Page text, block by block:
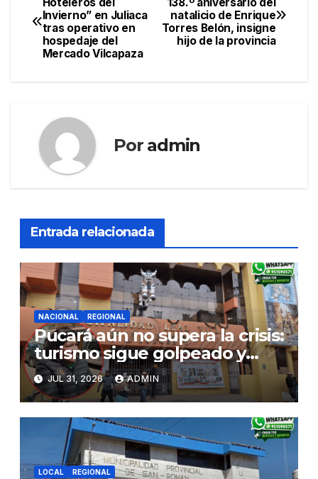
de
entradas
natalicio de Enrique
Torres Belón, insigne
hijo de la provincia
Invierno” en Juliaca
tras operativo en
hospedaje del
Mercado Vilcapaza
Por admin
Entrada relacionada
NACIONAL REGIONAL
Pucará aún no supera la crisis:
turismo sigue golpeado y
alcaldesa exige al nuevo
Gobierno fondos para obras
paralizadas
JUL 31, 2026 ADMIN
LOCAL REGIONAL